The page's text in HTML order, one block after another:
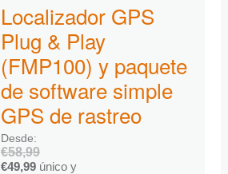
Localizador GPS
Plug & Play
(FMP100) y paquete
de software simple
GPS de rastreo
Desde:
€58,99
€49,99 único y